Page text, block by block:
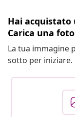
Hai acquistato
Carica una
La tua immagine
sotto per iniziare.